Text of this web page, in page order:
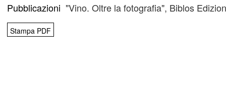
Pubblicazioni "Vino. Oltre la fotografia", Biblos
Stampa PDF